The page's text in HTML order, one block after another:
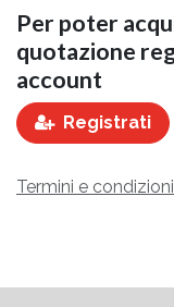
Per poter
quotazione
account
Registrati
Termini e condizioni